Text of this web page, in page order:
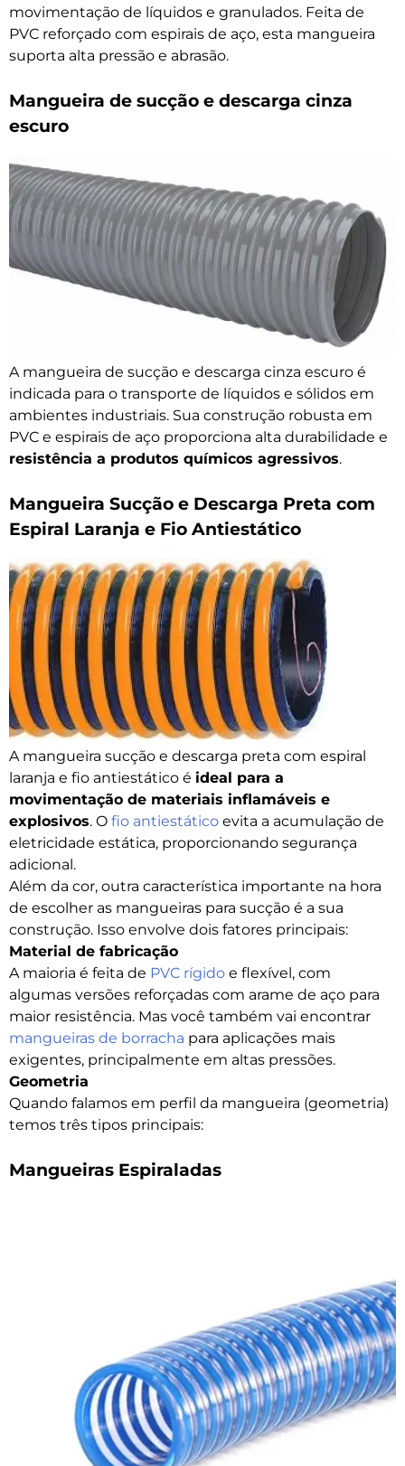
movimentação de líquidos e granulados. Feita de
PVC reforçado com espirais de aço, esta mangueira
suporta alta pressão e abrasão.
Mangueira de sucção e descarga cinza
escuro
A mangueira de sucção e descarga cinza escuro é
indicada para o transporte de líquidos e sólidos em
ambientes industriais. Sua construção robusta em
PVC e espirais de aço proporciona alta durabilidade e
resistência a produtos químicos agressivos.
Mangueira Sucção e Descarga Preta com
Espiral Laranja e Fio Antiestático
A mangueira sucção e descarga preta com espiral
laranja e fio antiestático é ideal para a
movimentação de materiais inflamáveis e
explosivos. O fio antiestático evita a acumulação de
eletricidade estática, proporcionando segurança
adicional.
Além da cor, outra característica importante na hora
de escolher as mangueiras para sucção é a sua
construção. Isso envolve dois fatores principais:
Material de fabricação
A maioria é feita de PVC rígido e flexível, com
algumas versões reforçadas com arame de aço para
maior resistência. Mas você também vai encontrar
mangueiras de borracha para aplicações mais
exigentes, principalmente em altas pressões.
Geometria
Quando falamos em perfil da mangueira (geometria)
temos três tipos principais:
Mangueiras Espiraladas